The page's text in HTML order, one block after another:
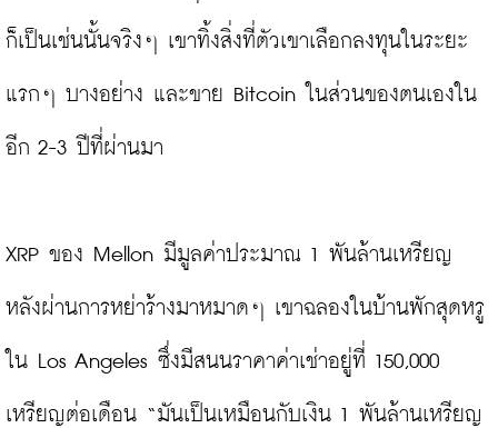
ก็เป็นเช่นนั้นจริงๆ เขาทิ้งสิ่งที่ตัวเขาเลือกลงทุนในระยะ
แรกๆ บางอย่าง และขาย Bitcoin ในส่วนของตนเองใน
อีก 2-3 ปีที่ผ่านมา
XRP ของ Mellon มีมูลค่าประมาณ 1 พันล้านเหรียญ
หลังผ่านการหย่าร้างมาหมาดๆ เขาฉลองในบ้านพักสุดหรู
ใน Los Angeles ซึ่งมีสนนราคาค่าเช่าอยู่ที่ 150,000
เหรียญต่อเดือน “มันเป็นเหมือนกับเงิน 1 พันล้านเหรียญ